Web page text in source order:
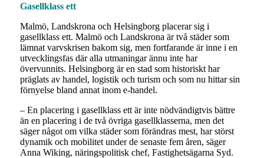
Gasellklass ett
Malmö, Landskrona och Helsingborg placerar sig i
gasellklass ett. Malmö och Landskrona är två städer som
lämnat varvskrisen bakom sig, men fortfarande är inne i en
utvecklingsfas där alla utmaningar ännu inte har
övervunnits. Helsingborg är en stad som historiskt har
präglats av handel, logistik och turism och som nu hittar sin
förnyelse bland annat inom e-handel.
– En placering i gasellklass ett är inte nödvändigtvis bättre
än en placering i de två övriga gasellklasserna, men det
säger något om vilka städer som förändras mest, har störst
dynamik och mobilitet under de senaste fem åren, säger
Anna Wiking, näringspolitisk chef, Fastighetsägarna Syd.